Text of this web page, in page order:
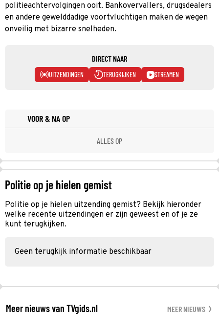
politieachtervolgingen ooit. Bankovervallers, drugsdealers
en andere gewelddadige voortvluchtigen maken de wegen
onveilig met bizarre snelheden.
DIRECT NAAR
UITZENDINGEN TERUGKIJKEN STREAMEN
VOOR & NA OP
ALLES OP
Politie op je hielen gemist
Politie op je hielen uitzending gemist? Bekijk hieronder
welke recente uitzendingen er zijn geweest en of je ze
kunt terugkijken.
Geen terugkijk informatie beschikbaar
Meer nieuws van TVgids.nl MEER NIEUWS